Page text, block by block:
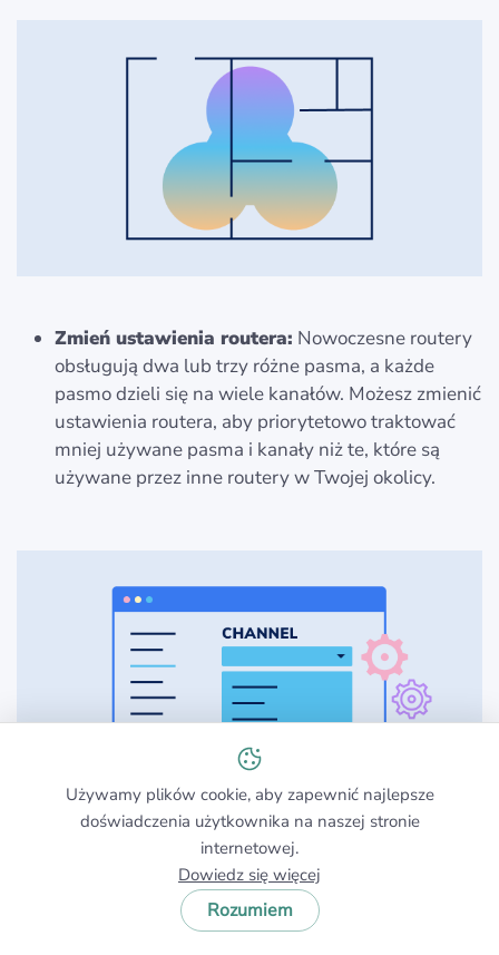
Zmień ustawienia routera: Nowoczesne routery
obsługują dwa lub trzy różne pasma, a każde
pasmo dzieli się na wiele kanałów. Możesz zmienić
ustawienia routera, aby priorytetowo traktować
mniej używane pasma i kanały niż te, które są
używane przez inne routery w Twojej okolicy.
Wyeliminuj źródła zakłóceń sygnału:
od dużych urządzeń elektronicznych po
bezprzewodowe telefony, może być źródłem
Używamy plików cookie, aby zapewnić najlepsze
doświadczenia użytkownika na naszej stronie
internetowej.
Dowiedz się więcej
Rozumiem